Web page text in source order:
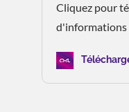
Cliquez pour
d'informations